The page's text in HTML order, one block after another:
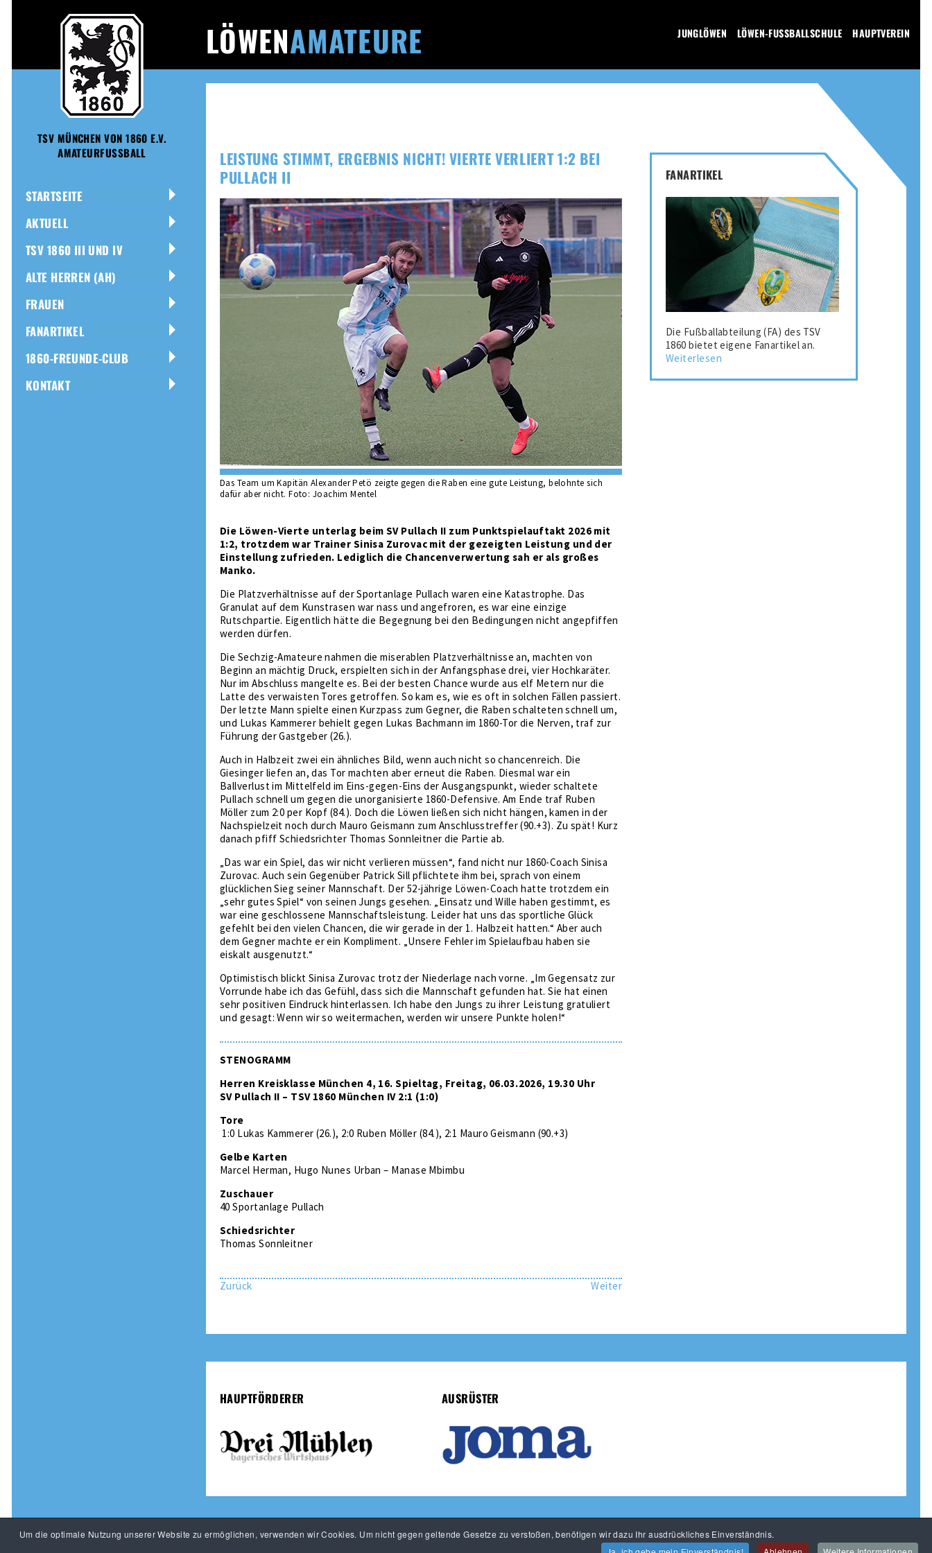
Um die optimale Nutzung unserer Website zu ermöglichen, verwenden wir Cookies. Um nicht gegen geltende Gesetze zu verstoßen, benötigen wir dazu Ihr ausdrückliches Einverständnis.
TSV MÜNCHEN VON 1860 E.V.
AMATEURFUSSBALL
LÖWENAMATEURE JUNGLÖWEN LÖWEN-FUSSBALLSCHULE HAUPTVEREIN
STARTSEITE
AKTUELL
TSV 1860 III UND IV
ALTE HERREN (AH)
FRAUEN
FANARTIKEL
1860-FREUNDE-CLUB
KONTAKT
LEISTUNG STIMMT, ERGEBNIS NICHT! VIERTE VERLIERT 1:2 BEI
PULLACH II
Das Team um Kapitän Alexander Petö zeigte gegen die Raben eine gute Leistung, belohnte sich
dafür aber nicht. Foto: Joachim Mentel
Die Löwen-Vierte unterlag beim SV Pullach II zum Punktspielauftakt 2026 mit
1:2, trotzdem war Trainer Sinisa Zurovac mit der gezeigten Leistung und der
Einstellung zufrieden. Lediglich die Chancenverwertung sah er als großes
Manko.
Die Platzverhältnisse auf der Sportanlage Pullach waren eine Katastrophe. Das
Granulat auf dem Kunstrasen war nass und angefroren, es war eine einzige
Rutschpartie. Eigentlich hätte die Begegnung bei den Bedingungen nicht angepfiffen
werden dürfen.
Die Sechzig-Amateure nahmen die miserablen Platzverhältnisse an, machten von
Beginn an mächtig Druck, erspielten sich in der Anfangsphase drei, vier Hochkaräter.
Nur im Abschluss mangelte es. Bei der besten Chance wurde aus elf Metern nur die
Latte des verwaisten Tores getroffen. So kam es, wie es oft in solchen Fällen passiert.
Der letzte Mann spielte einen Kurzpass zum Gegner, die Raben schalteten schnell um,
und Lukas Kammerer behielt gegen Lukas Bachmann im 1860-Tor die Nerven, traf zur
Führung der Gastgeber (26.).
Auch in Halbzeit zwei ein ähnliches Bild, wenn auch nicht so chancenreich. Die
Giesinger liefen an, das Tor machten aber erneut die Raben. Diesmal war ein
Ballverlust im Mittelfeld im Eins-gegen-Eins der Ausgangspunkt, wieder schaltete
Pullach schnell um gegen die unorganisierte 1860-Defensive. Am Ende traf Ruben
Möller zum 2:0 per Kopf (84.). Doch die Löwen ließen sich nicht hängen, kamen in der
Nachspielzeit noch durch Mauro Geismann zum Anschlusstreffer (90.+3). Zu spät! Kurz
danach pfiff Schiedsrichter Thomas Sonnleitner die Partie ab.
„Das war ein Spiel, das wir nicht verlieren müssen“, fand nicht nur 1860-Coach Sinisa
Zurovac. Auch sein Gegenüber Patrick Sill pflichtete ihm bei, sprach von einem
glücklichen Sieg seiner Mannschaft. Der 52-jährige Löwen-Coach hatte trotzdem ein
„sehr gutes Spiel“ von seinen Jungs gesehen. „Einsatz und Wille haben gestimmt, es
war eine geschlossene Mannschaftsleistung. Leider hat uns das sportliche Glück
gefehlt bei den vielen Chancen, die wir gerade in der 1. Halbzeit hatten.“ Aber auch
dem Gegner machte er ein Kompliment. „Unsere Fehler im Spielaufbau haben sie
eiskalt ausgenutzt.“
Optimistisch blickt Sinisa Zurovac trotz der Niederlage nach vorne. „Im Gegensatz zur
Vorrunde habe ich das Gefühl, dass sich die Mannschaft gefunden hat. Sie hat einen
sehr positiven Eindruck hinterlassen. Ich habe den Jungs zu ihrer Leistung gratuliert
und gesagt: Wenn wir so weitermachen, werden wir unsere Punkte holen!“
STENOGRAMM
Herren Kreisklasse München 4, 16. Spieltag, Freitag, 06.03.2026, 19.30 Uhr
SV Pullach II – TSV 1860 München IV 2:1 (1:0)
Tore
1:0 Lukas Kammerer (26.), 2:0 Ruben Möller (84.), 2:1 Mauro Geismann (90.+3)
Gelbe Karten
Marcel Herman, Hugo Nunes Urban – Manase Mbimbu
Zuschauer
40 Sportanlage Pullach
Schiedsrichter
Thomas Sonnleitner
Zurück Weiter
FANARTIKEL
Die Fußballabteilung (FA) des TSV
1860 bietet eigene Fanartikel an.
Weiterlesen
HAUPTFÖRDERER AUSRÜSTER